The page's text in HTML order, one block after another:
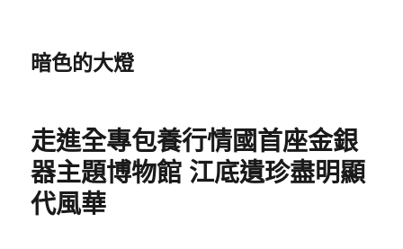
暗色的大燈
走進全專包養行情國首座金銀
器主題博物館 江底遺珍盡明顯
代風華